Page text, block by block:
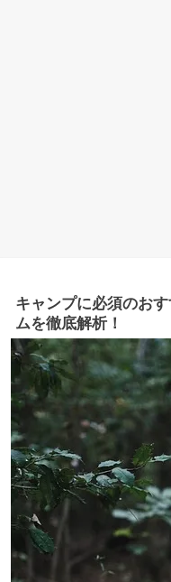
キャンプに必須のお
ムを徹底解析！